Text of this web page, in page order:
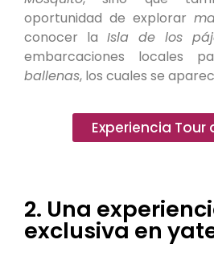
oportunidad de explorar
conocer la Isla de los
embarcaciones locales
ballenas, los cuales se
Experiencia Tour
2. Una
exclusiva en